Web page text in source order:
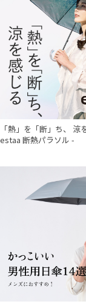
件
「熱」を「断」ち、 涼
estaa 断熱パラソル -